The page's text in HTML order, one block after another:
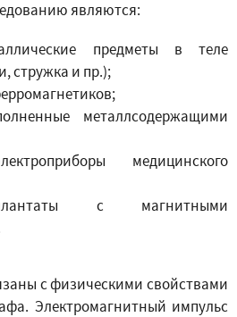
являются:
предметы в теле
стружка и пр.);
металлсодержащими
медицинского
с магнитными
с физическими свойствами
Электромагнитный импульс